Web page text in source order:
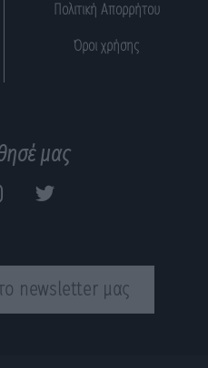
Πολιτική Απορρήτου
Όροι χρήσης
μας
newsletter μας